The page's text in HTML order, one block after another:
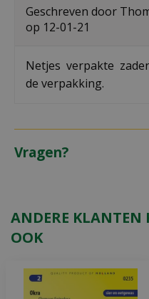
Geschreven door
op 12-01-21
Netjes verpakte
de verpakking.
Vragen?
ANDERE KLANTEN
OOK